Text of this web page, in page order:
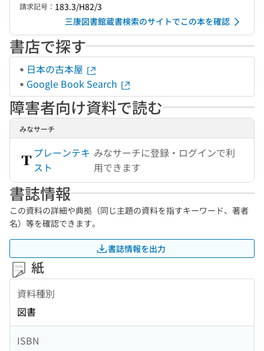
請求記号： 183.3/H82/3
三康図書館蔵書検索のサイトでこの本を確認
書店で探す
日本の古本屋
Google Book Search
障害者向け資料で読む
みなサーチ
プレーンテキ
スト
みなサーチに登録・ログインで利
用できます
書誌情報
この資料の詳細や典拠（同じ主題の資料を指すキーワード、著者
名）等を確認できます。
書誌情報を出力
紙
資料種別
図書
ISBN